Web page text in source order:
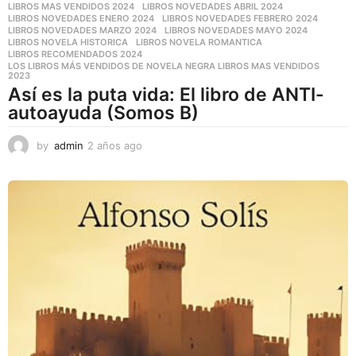
LIBROS MAS VENDIDOS 2024
,LIBROS NOVEDADES ABRIL 2024
LIBROS NOVEDADES ENERO 2024
,LIBROS NOVEDADES FEBRERO 2024
LIBROS NOVEDADES MARZO 2024
,LIBROS NOVEDADES MAYO 2024
LIBROS NOVELA HISTORICA
,LIBROS NOVELA ROMANTICA
LIBROS RECOMENDADOS 2024
LOS LIBROS MÁS VENDIDOS DE NOVELA NEGRA LIBROS MAS VENDIDOS
2023
Así es la puta vida: El libro de ANTI-
autoayuda (Somos B)
by admin 2 años ago
s
a
g